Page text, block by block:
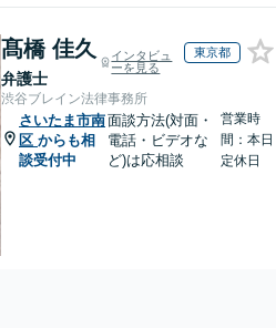
髙橋 佳久
弁護士
インタビュ
ーを見る
東京都
渋谷ブレイン法律事務所
さいたま市南
区 からも相
談受付中
面談方法(対面・
電話・ビデオな
ど)は応相談
営業時
間：本日
定休日